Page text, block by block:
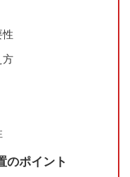
方
のポイント